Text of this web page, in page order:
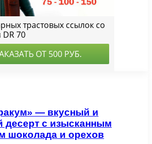
— вкусный и
десерт с изысканным
шоколада и орехов